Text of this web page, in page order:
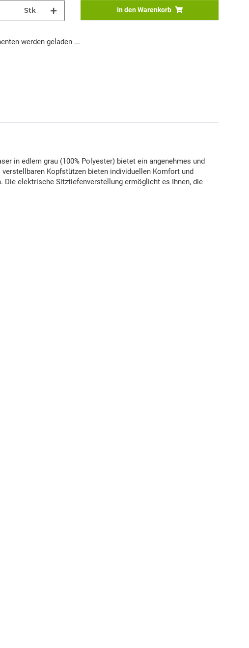
Stk In den Warenkorb
werden geladen ...
in edlem grau (100% Polyester) bietet ein angenehmes und
Kopfstützen bieten individuellen Komfort und
Die elektrische Sitztiefenverstellung ermöglicht es Ihnen, die